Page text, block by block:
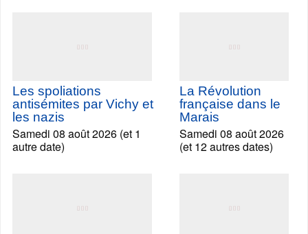
Les spoliations
antisémites par Vichy et
les nazis
Samedi 08 août 2026 (et 1
autre date)
La Révolution
française dans le
Marais
Samedi 08 août 2026
(et 12 autres dates)